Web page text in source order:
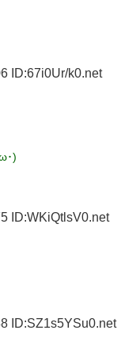
ID:67i0Ur/k0.net
･)
ID:WKiQtlsV0.net
ID:SZ1s5YSu0.net